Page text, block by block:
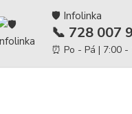
🛡️ Infolinka
📞 728 007
⏰ Po - Pá | 7:00 -